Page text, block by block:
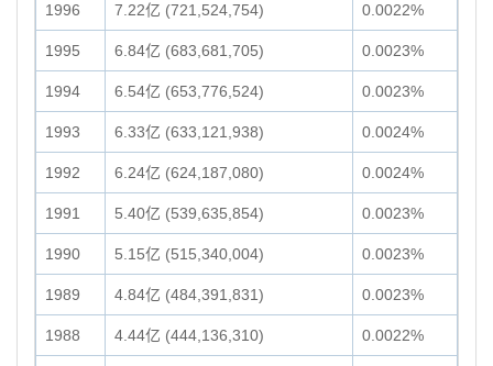
1996 7.22亿 (721,524,754) 0.0022%
1995 6.84亿 (683,681,705) 0.0023%
1994 6.54亿 (653,776,524) 0.0023%
1993 6.33亿 (633,121,938) 0.0024%
1992 6.24亿 (624,187,080) 0.0024%
1991 5.40亿 (539,635,854) 0.0023%
1990 5.15亿 (515,340,004) 0.0023%
1989 4.84亿 (484,391,831) 0.0023%
1988 4.44亿 (444,136,310) 0.0022%